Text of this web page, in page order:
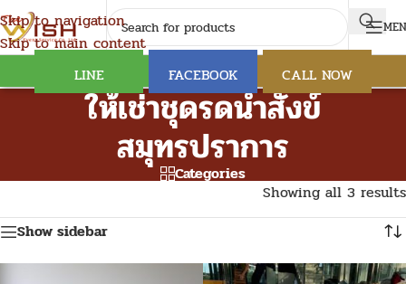
Skip to navigation
Skip to main content
LINE FACEBOOK CALL NOW
ให้เช่าชุดรดน้ำสังข์
สมุทรปราการ
Categories
Showing all 3 results
Show sidebar